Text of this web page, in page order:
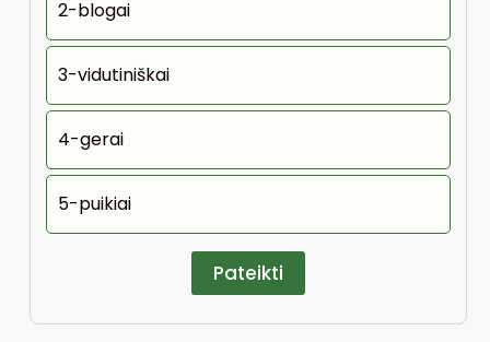
2-blogai
3-vidutiniškai
4-gerai
5-puikiai